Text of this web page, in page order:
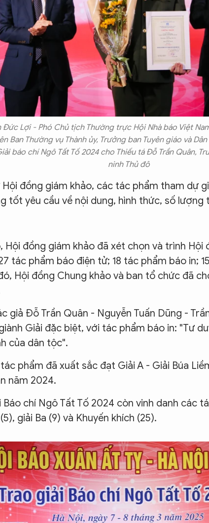
Lợi - Phó Chủ tịch Thường trực Hội Nhà báo Việt
Ban Thường vụ Thành ủy, Trưởng ban Tuyên giáo và
báo chí Ngô Tất Tố 2024 cho Thiếu tá Đỗ Trần Quân,
ninh Thủ đô
đồng giám khảo, các tác phẩm tham dự
tốt yêu cầu về nội dung, hình thức, số lượng
Hội đồng giám khảo đã xét chọn và trình
tác phẩm báo điện tử; 18 tác phẩm báo in;
Hội đồng Chung khảo và ban tổ chức đã
giả Đỗ Trần Quân - Nguyễn Tuấn Dũng -
Giải đặc biệt, với tác phẩm báo in: "Tư
của dân tộc".
phẩm đã xuất sắc đạt Giải A - Giải Búa
năm 2024.
Báo chí Ngô Tất Tố 2024 còn vinh danh các
giải Ba (9) và Khuyến khích (25).